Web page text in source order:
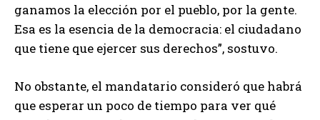
ganamos la elección por el pueblo, por la gente.
Esa es la esencia de la democracia: el ciudadano
que tiene que ejercer sus derechos”, sostuvo.
No obstante, el mandatario consideró que habrá
que esperar un poco de tiempo para ver qué